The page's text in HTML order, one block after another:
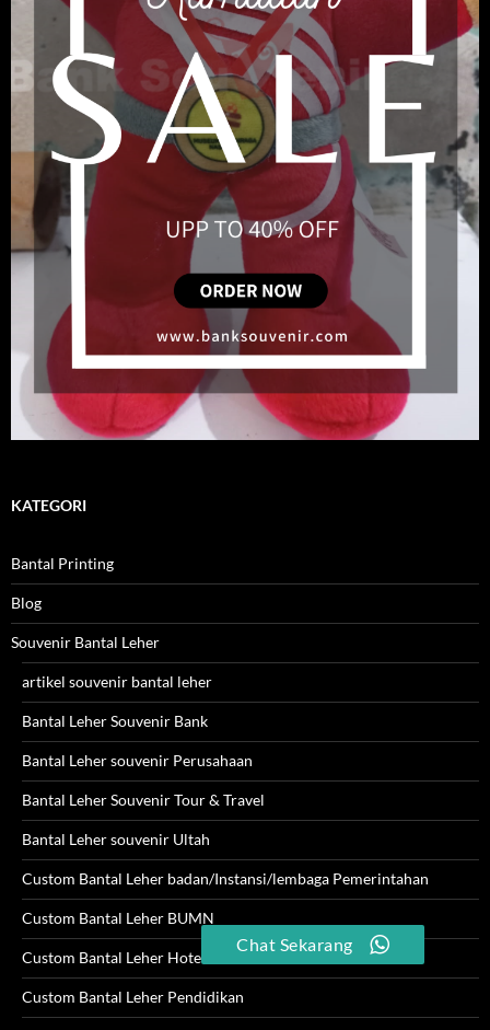
KATEGORI
Bantal Printing
Blog
Souvenir Bantal Leher
artikel souvenir bantal leher
Bantal Leher Souvenir Bank
Bantal Leher souvenir Perusahaan
Bantal Leher Souvenir Tour & Travel
Bantal Leher souvenir Ultah
Custom Bantal Leher badan/Instansi/lembaga Pemerintahan
Custom Bantal Leher BUMN
Custom Bantal Leher Hotel
Custom Bantal Leher Pendidikan
Chat Sekarang